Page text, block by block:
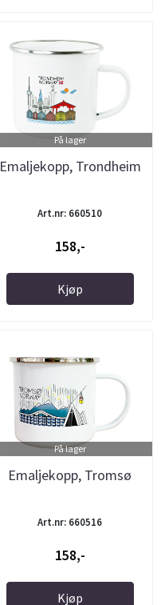
På lager
Emaljekopp, Trondheim
Art.nr: 660510
158,-
Kjøp
På lager
Emaljekopp, Tromsø
Art.nr: 660516
158,-
Kjøp